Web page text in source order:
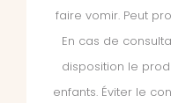
faire vomir. Peut
En cas de
disposition le
enfants. Éviter le